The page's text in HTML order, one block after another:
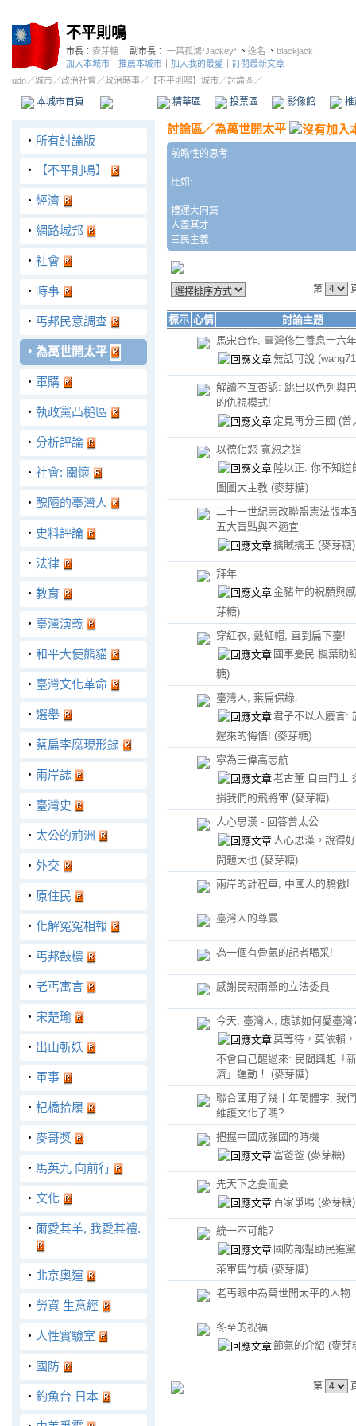
不平則鳴
市長： 麥芽糖 副市長： 一葉孤鴻*Jackey* 、 逸名 、 blackjack
加入本城市
推薦本城市 加入我的最愛
訂閱最新文章
udn／城市／政治社會 ／政治時事／ 【不平則鳴】城市／討論區／
本城市首頁 精華區 投票區 影像館
‧ 所有討論版
‧ 【不平則鳴】
‧ 經濟
‧ 網路城邦
‧ 社會
‧ 時事
‧ 丐邦民意調查
‧ 為萬世開太平
‧ 軍購
‧ 執政黨凸槌區
‧ 分析評論
‧ 社會: 關懷
‧ 醜陋的臺灣人
‧ 史料評論
‧ 法律
‧ 教育
‧ 臺灣演義
‧ 和平大使熊貓
‧ 臺灣文化革命
‧ 選舉
‧ 蔡扁李腐現形錄
‧ 兩岸誌
‧ 臺灣史
‧ 太公的荊洲
‧ 外交
‧ 原住民
‧ 化解冤冤相報
‧ 丐邦鼓樓
‧ 老丐寓言
‧ 宋楚瑜
‧ 出山斬妖
‧ 軍事
‧ 杞橋拾履
‧ 麥哥獎
‧ 馬英九 向前行
‧ 文化
‧ 爾愛其羊, 我愛其禮.
‧ 北京奧運
‧ 勞資 生意經
‧ 人性實驗室
‧ 國防
‧ 釣魚台 日本
討論區／為萬世開太平
前瞻性的思考
比如:
禮運大同篇
人盡其才
三民主義
第
標示 心情
討論主題
馬宋合作, 臺灣修生養息十六
無話可說
解讀不互否認: 跳出以色列與
的仇視模式!
定見再分三國 (曾
以德化怨 寬恕之道
陸以正: 你不知道
圖圖大主教 (麥芽糖)
二十一世紀憲改聯盟憲法版本
五大盲點與不適宜
擒賊擒王 (麥芽糖)
拜年
金豬年的祝願與
芽糖)
穿紅衣, 戴紅帽, 直到扁下臺!
國事憂民 楓葉助
糖)
臺灣人, 棄扁保綠.
君子不以人廢言:
遲來的悔悟! (麥芽糖)
寧為王偉高志航
老古董 自由鬥士
損我們的飛將軍 (麥芽糖)
人心思漢 - 回答曾太公
人心思漢。說得
問題大也 (麥芽糖)
兩岸的計程車, 中國人的驕傲!
臺灣人的尊嚴
為一個有骨氣的記者喝采!
感謝民親兩黨的立法委員
今天, 臺灣人, 應該如何愛臺灣
莫等待，莫依賴
不會自己醒過來: 民間興起「
濟」運動！ (麥芽糖)
聯合國用了幾十年簡體字, 我
維護文化了嗎?
把握中國成強國的時機
富爸爸 (麥芽糖)
先天下之憂而憂
百家爭鳴 (麥芽糖)
統一不可能?
國防部幫助民進
茶軍售竹槓 (麥芽糖)
老丐眼中為萬世開太平的人物
冬至的祝福
節氣的介紹 (麥芽
第